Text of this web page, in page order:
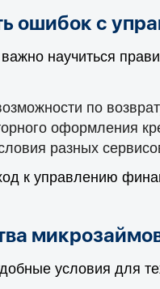
ошибок с
научиться
по
оформления
разных
к управлению
условия для